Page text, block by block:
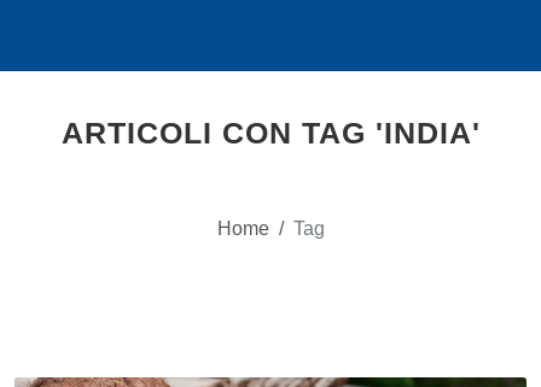
ARTICOLI CON TAG 'INDIA'
Home / Tag